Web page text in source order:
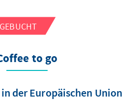
to go
der Europäischen Union